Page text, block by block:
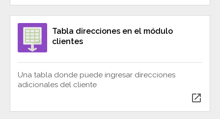
Tabla direcciones en el módulo
clientes
Una tabla donde puede ingresar direcciones
adicionales del cliente
open_in_new